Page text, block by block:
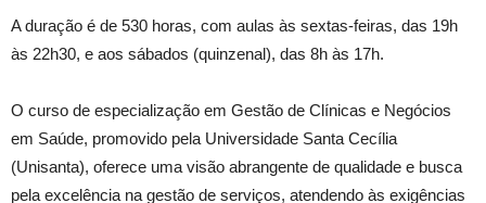
A duração é de 530 horas, com aulas às sextas-feiras, das 19h
às 22h30, e aos sábados (quinzenal), das 8h às 17h.
O curso de especialização em Gestão de Clínicas e Negócios
em Saúde, promovido pela Universidade Santa Cecília
(Unisanta), oferece uma visão abrangente de qualidade e busca
pela excelência na gestão de serviços, atendendo às exigências